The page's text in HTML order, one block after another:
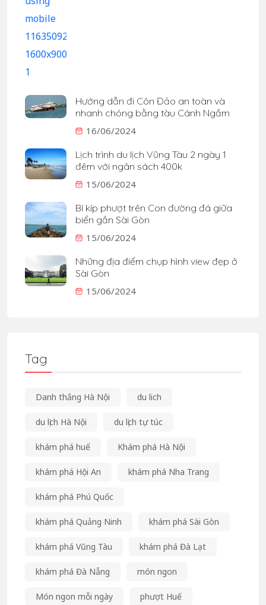
Hướng dẫn đi Côn Đảo an toàn và
nhanh chóng bằng tàu Cánh Ngầm
16/06/2024
Lịch trình du lịch Vũng Tàu 2 ngày 1
đêm với ngân sách 400k
15/06/2024
Bí kíp phượt trên Con đường đá giữa
biển gần Sài Gòn
15/06/2024
Những địa điểm chụp hình view đẹp ở
Sài Gòn
15/06/2024
Tag
Danh thắng Hà Nội du lich
du lịch Hà Nội du lịch tự túc
khám phá huế Khám phá Hà Nội
khám phá Hội An khám phá Nha Trang
khám phá Phú Quốc
khám phá Quảng Ninh khám phá Sài Gòn
khám phá Vũng Tàu khám phá Đà Lạt
khám phá Đà Nẵng món ngon
Món ngon mỗi ngày phượt Huế